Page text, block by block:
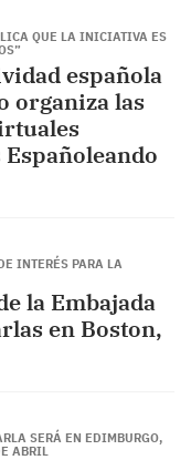
QUE LA INICIATIVA ES
española
organiza las
Españoleando
INTERÉS PARA LA
la Embajada
en Boston,
SERÁ EN EDIMBURGO,
ABRIL